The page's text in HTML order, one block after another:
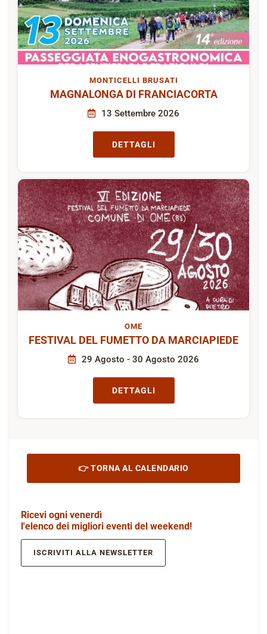
MONTICELLI BRUSATI
MAGNALONGA DI FRANCIACORTA
13 Settembre 2026
DETTAGLI
OME
FESTIVAL DEL FUMETTO DA MARCIAPIEDE
29 Agosto - 30 Agosto 2026
DETTAGLI
👉 TORNA AL CALENDARIO
Ricevi ogni venerdì
l'elenco dei migliori eventi del weekend!
ISCRIVITI ALLA NEWSLETTER